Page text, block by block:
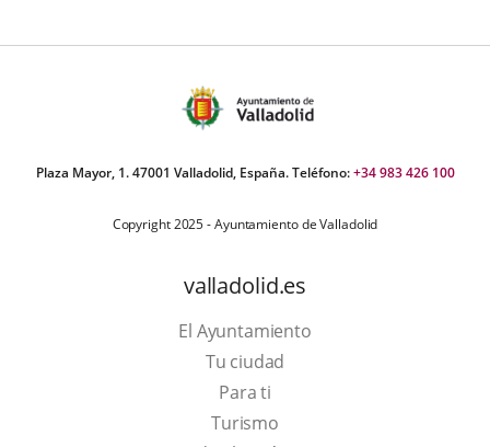
Plaza Mayor, 1. 47001 Valladolid, España. Teléfono:+34 983 426 100
Copyright 2025 - Ayuntamiento de Valladolid
valladolid.es
El Ayuntamiento
Tu ciudad
Para ti
TurismoThis